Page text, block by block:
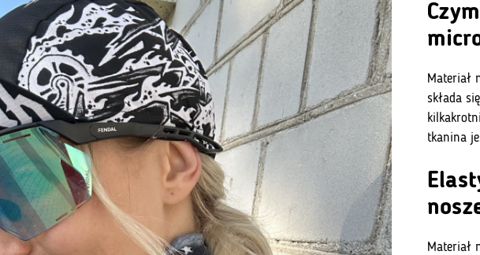
Materiał
składa
tkanina
Materiał